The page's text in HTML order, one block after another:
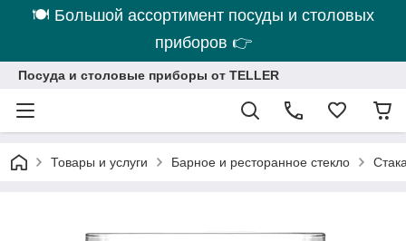
🍽 Большой ассортимент посуды и столовых
приборов 👉
Посуда и столовые приборы от TELLER
Товары и услуги Барное и ресторанное стекло